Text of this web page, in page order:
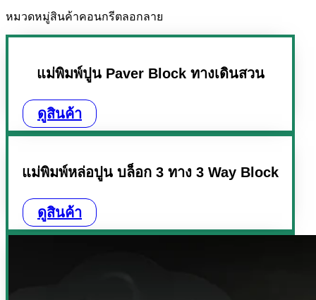
หมวดหมู่สินค้าคอนกรีตลอกลาย
แม่พิมพ์ปูน Paver Block ทางเดินสวน
ดูสินค้า
แม่พิมพ์หล่อปูน บล็อก 3 ทาง 3 Way Block
ดูสินค้า